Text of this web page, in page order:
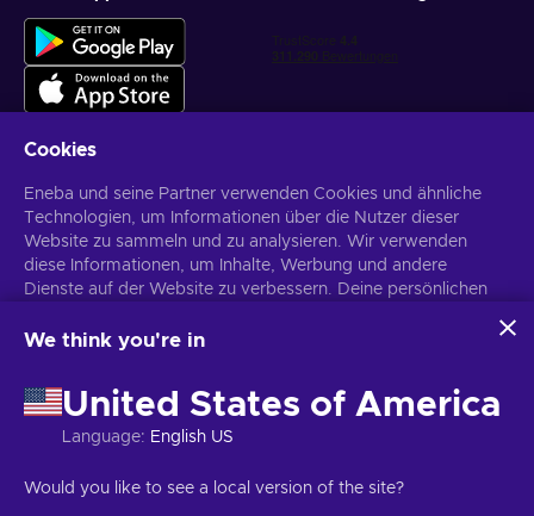
Abonnieren
Du kannst dich jederzeit wieder abmelden. Weitere Informationen in
Copyright © 2026 Eneba. Alle Rechte vorbehalten. UAB „Helis play“,
Cookies
Eneba und seine Partner verwenden Cookies und ähnliche
Technologien, um Informationen über die Nutzer dieser
Website zu sammeln und zu analysieren. Wir verwenden
diese Informationen, um Inhalte, Werbung und andere
Dienste auf der Website zu verbessern. Deine persönlichen
verwendet werden.
Verwendung dieser Technologien durch Eneba und seine
Partner zu. Du kannst deine Zustimmung anpassen, indem du
auf „Anpassen“ klickst.
verwendet, siehe \nGoogle Business Sicherheit &
We think you're in
United States of America
Language: English US
Would you like to see a local version of the site?